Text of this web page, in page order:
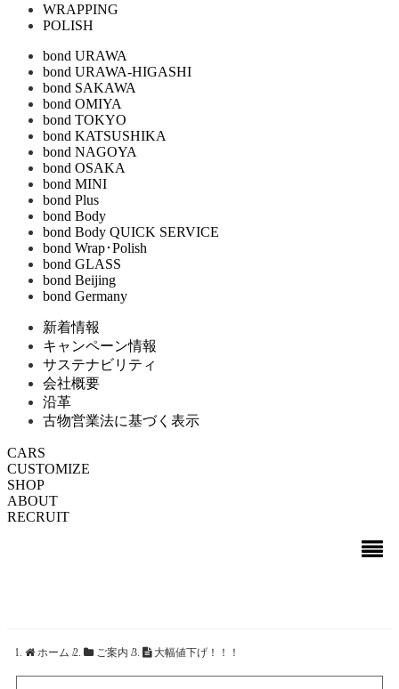
WRAPPING
POLISH
bond URAWA
bond URAWA-HIGASHI
bond SAKAWA
bond OMIYA
bond TOKYO
bond KATSUSHIKA
bond NAGOYA
bond OSAKA
bond MINI
bond Plus
bond Body
bond Body QUICK SERVICE
bond Wrap･Polish
bond GLASS
bond Beijing
bond Germany
新着情報
キャンペーン情報
サステナビリティ
会社概要
沿革
古物営業法に基づく表示
CARS
CUSTOMIZE
SHOP
ABOUT
RECRUIT
ホーム / ご案内 / 大幅値下げ！！！